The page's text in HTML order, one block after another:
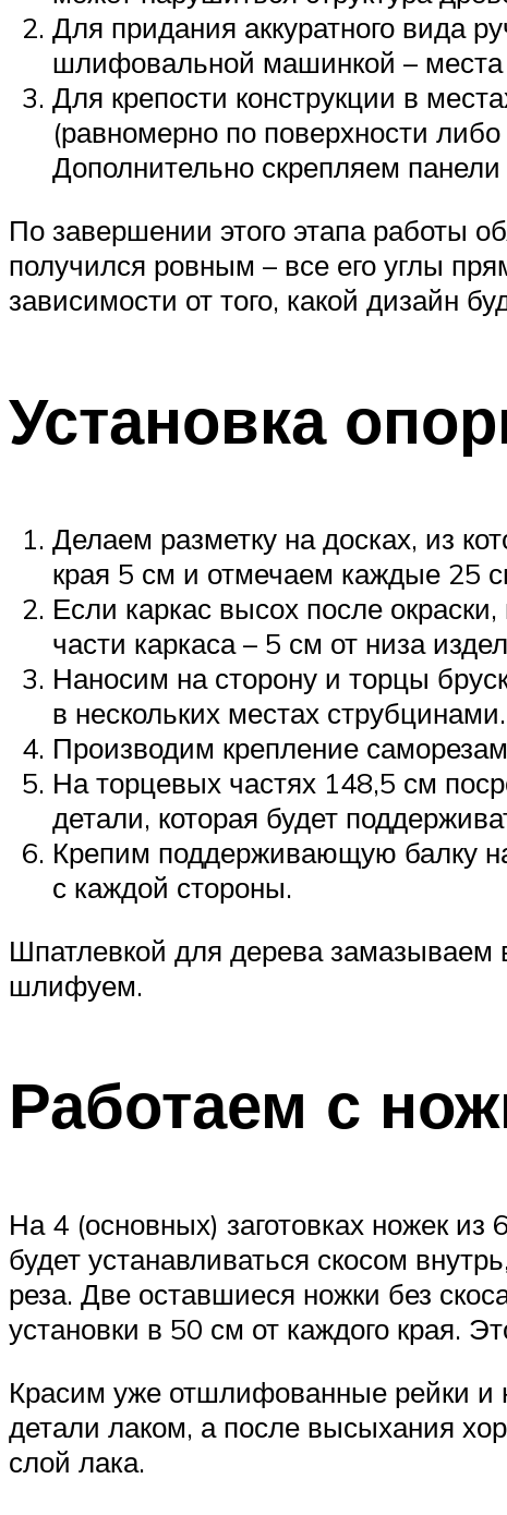
Для придания аккуратного вида
шлифовальной машинкой – места
Для крепости конструкции в
(равномерно по поверхности
Дополнительно скрепляем
По завершении этого этапа работы
получился ровным – все его углы
зависимости от того, какой дизайн
Установка
Делаем разметку на досках, из
края 5 см и отмечаем каждые 25
Если каркас высох после
части каркаса – 5 см от низа
Наносим на сторону и торцы
в нескольких местах струбцинами.
Производим крепление
На торцевых частях 148,5 см
детали, которая будет
Крепим поддерживающую балку
с каждой стороны.
Шпатлевкой для дерева замазываем
шлифуем.
Работаем с
На 4 (основных) заготовках ножек
будет устанавливаться скосом
реза. Две оставшиеся ножки без
установки в 50 см от каждого края.
Красим уже отшлифованные рейки и
детали лаком, а после высыхания
слой лака.